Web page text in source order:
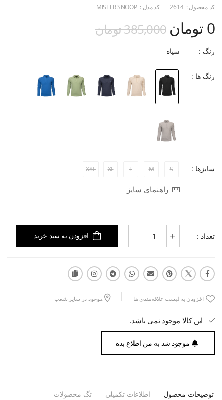
کد محصول : 2614 کد مدل : MISTER SNOOP
0 تومان 385,000 تومان
رنگ : سیاه
رنگ ها :
سایزها : S
M
L
XL
XXL
راهنمای سایز
تعداد : افزودن به سبد خرید
افزودن به لیست علاقه‌مندی ها موجود در سایر شعب
این کالا موجود نمی باشد.
موجود شد به من اطلاع بده
توضیحات محصول اطلاعات تکمیلی تگ محصولات